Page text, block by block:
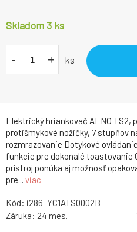
Elektrický hriankovač AENO TS2,
protišmykové nožičky, 7 stupňov
rozmrazovanie Dotykové
funkcie pre dokonalé toastovanie
prístroj ponúka aj možnosť
pre... viac
Skladom 3 ks
- + ks
Kód: i286_YC1ATS0002B
Záruka: 24 mes.